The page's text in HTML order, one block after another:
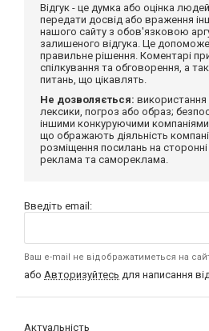
Відгук - це думка або оцінка
передати досвід або враження
нашого сайту з обов'язковою
залишеного відгука. Це
правильне рішення. Коментарі
спілкування та обговорення, а
питань, що цікавлять.
Не дозволяється:
лексики, погроз або образ;
іншими конкуруючими компаніями;
що ображають діяльність компанії
розміщення посилань на сторонні
реклама та самореклама.
Введіть email:
Ваш e-mail не відображатиметься на
або Авторизуйтесь для написання
Актуальність